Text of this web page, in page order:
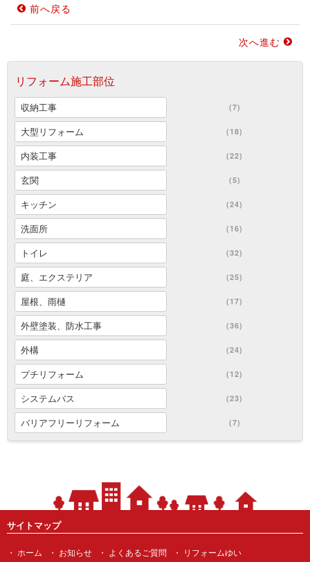
前へ戻る
次へ進む
リフォーム施工部位
収納工事 (7)
大型リフォーム (18)
内装工事 (22)
玄関 (5)
キッチン (24)
洗面所 (16)
トイレ (32)
庭、エクステリア (25)
屋根、雨樋 (17)
外壁塗装、防水工事 (36)
外構 (24)
プチリフォーム (12)
システムバス (23)
バリアフリーリフォーム (7)
サイトマップ
ホーム お知らせ よくあるご質問
リフォームゆい